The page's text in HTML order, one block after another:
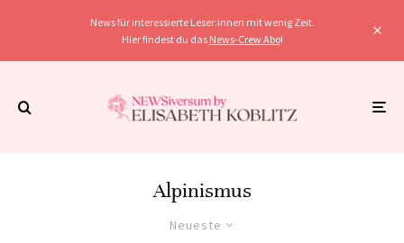
News für interessierte Leser:innen mit wenig Zeit.
Hier findest du das News-Crew Abo!
Alpinismus
Neueste